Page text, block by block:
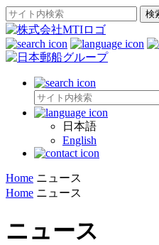
日本語
English
Home ニュース
Home ニュース
ニュース